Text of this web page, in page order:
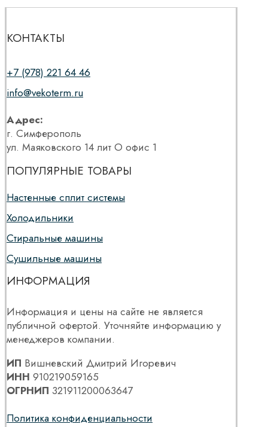
КОНТАКТЫ
+7 (978) 221 64 46
info@vekoterm.ru
Адрес:
г. Симферополь
ул. Маяковского 14 лит О офис 1
ПОПУЛЯРНЫЕ ТОВАРЫ
Настенные сплит системы
Холодильники
Стиральные машины
Сушильные машины
ИНФОРМАЦИЯ
Информация и цены на сайте не является
публичной офертой. Уточняйте информацию у
менеджеров компании.
ИП Вишневский Дмитрий Игоревич
ИНН 910219059165
ОГРНИП 321911200063647
Политика конфиденциальности